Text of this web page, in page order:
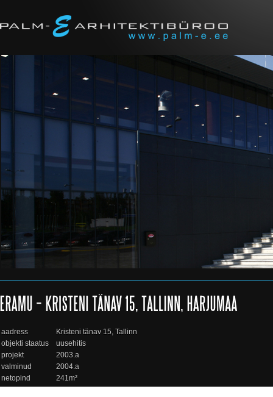
aadress
Kristeni tänav 15, Tallinn
objekti staatus
uusehitis
projekt
2003.a
valminud
2004.a
netopind
241m²